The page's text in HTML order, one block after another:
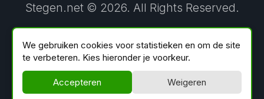
Stegen.net © 2026. All Rights Reserved.
We gebruiken cookies voor statistieken en om de site
te verbeteren. Kies hieronder je voorkeur.
Accepteren Weigeren